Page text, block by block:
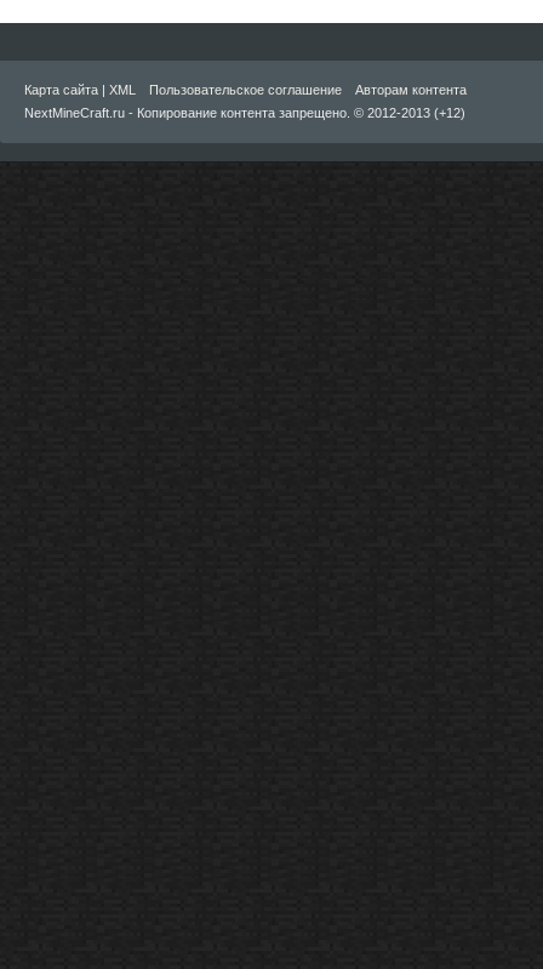
Карта сайта | XML Пользовательское соглашение
Авторам контента
NextMineCraft.ru - Копирование контента запрещено. © 2012-2013 (+12)